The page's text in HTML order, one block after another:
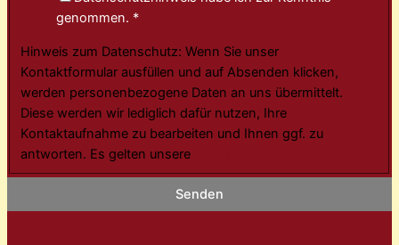
genommen. *
Hinweis zum Datenschutz: Wenn Sie unser
Kontaktformular ausfüllen und auf Absenden klicken,
werden personenbezogene Daten an uns übermittelt.
Diese werden wir lediglich dafür nutzen, Ihre
Kontaktaufnahme zu bearbeiten und Ihnen ggf. zu
antworten. Es gelten unsere
Senden